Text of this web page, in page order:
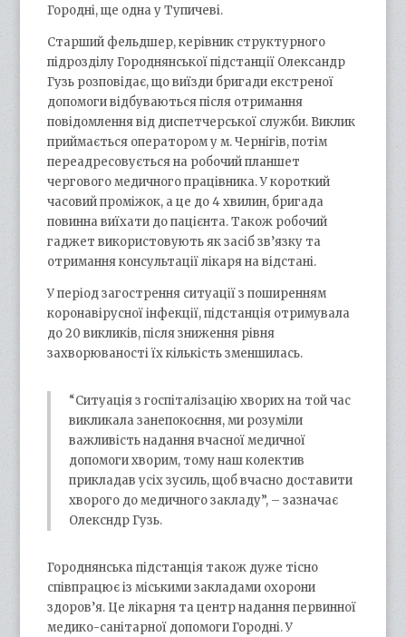
Городні, ще одна у Тупичеві.
Старший фельдшер, керівник структурного
підрозділу Городнянської підстанції Олександр
Гузь розповідає, що виїзди бригади екстреної
допомоги відбуваються після отримання
повідомлення від диспетчерської служби. Виклик
приймається оператором у м. Чернігів, потім
переадресовується на робочий планшет
чергового медичного працівника. У короткий
часовий проміжок, а це до 4 хвилин, бригада
повинна виїхати до пацієнта. Також робочий
гаджет використовують як засіб зв’язку та
отримання консультації лікаря на відстані.
У період загострення ситуації з поширенням
коронавірусної інфекції, підстанція отримувала
до 20 викликів, після зниження рівня
захворюваності їх кількість зменшилась.
“Ситуація з госпіталізацію хворих на той час
викликала занепокоєння, ми розуміли
важливість надання вчасної медичної
допомоги хворим, тому наш колектив
прикладав усіх зусиль, щоб вчасно доставити
хворого до медичного закладу”, – зазначає
Олексндр Гузь.
Городнянська підстанція також дуже тісно
співпрацює із міськими закладами охорони
здоров’я. Це лікарня та центр надання первинної
медико-санітарної допомоги Городні. У